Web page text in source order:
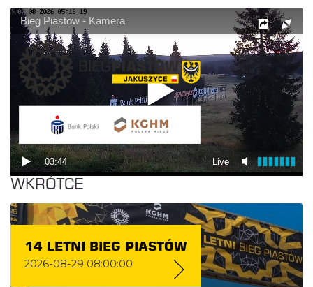
WKRÓTCE
14 LETNI BIEG PIASTÓW
2026-08-29 08:00:00